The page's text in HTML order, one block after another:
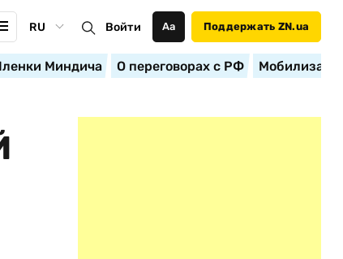
RU Войти Аа Поддержать ZN.ua
Миндича О переговорах с РФ